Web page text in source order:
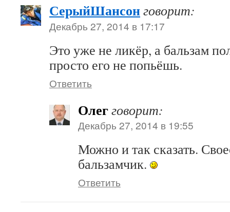
СерыйШансонговорит:
Декабрь 27, 2014 в 17:17
Это уже не ликёр, а бальзам
просто его не попьёшь.
Ответить
Олегговорит:
Декабрь 27, 2014 в 19:55
Можно и так сказать.
бальзамчик.
Ответить